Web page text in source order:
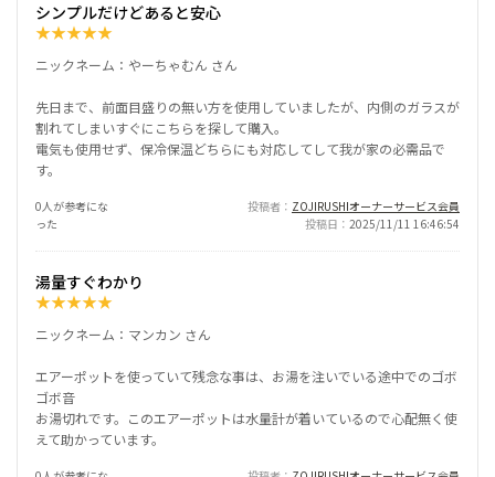
シンプルだけどあると安心
★★★★★
ニックネーム：やーちゃむん さん
先日まで、前面目盛りの無い方を使用していましたが、内側のガラスが
割れてしまいすぐにこちらを探して購入。
電気も使用せず、保冷保温どちらにも対応してして我が家の必需品で
す。
0人が参考にな
った
投稿者
ZOJIRUSHIオーナーサービス会員
投稿日
2025/11/11 16:46:54
湯量すぐわかり
★★★★★
ニックネーム：マンカン さん
エアーポットを使っていて残念な事は、お湯を注いでいる途中でのゴボ
ゴボ音
お湯切れです。このエアーポットは水量計が着いているので心配無く使
えて助かっています。